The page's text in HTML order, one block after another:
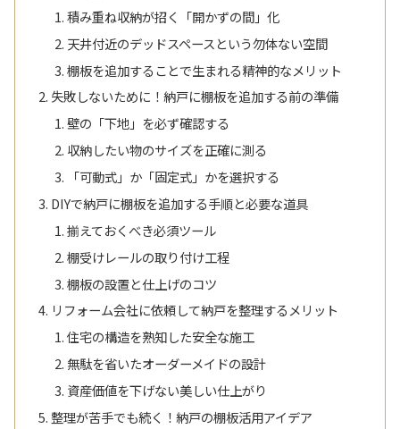
積み重ね収納が招く「開かずの間」化
天井付近のデッドスペースという勿体ない空間
棚板を追加することで生まれる精神的なメリット
失敗しないために！納戸に棚板を追加する前の準備
壁の「下地」を必ず確認する
収納したい物のサイズを正確に測る
「可動式」か「固定式」かを選択する
DIYで納戸に棚板を追加する手順と必要な道具
揃えておくべき必須ツール
棚受けレールの取り付け工程
棚板の設置と仕上げのコツ
リフォーム会社に依頼して納戸を整理するメリット
住宅の構造を熟知した安全な施工
無駄を省いたオーダーメイドの設計
資産価値を下げない美しい仕上がり
整理が苦手でも続く！納戸の棚板活用アイデア